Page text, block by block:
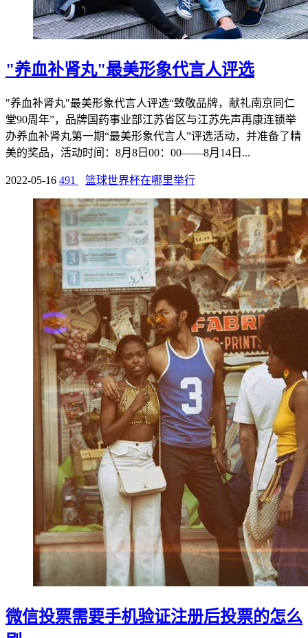
"养血补肾丸"最美形象代言人评选
"养血补肾丸"最美形象代言人评选“致敬品牌，献礼南京同仁
堂90周年”，品牌国药事业部江苏省区与江苏先声再康连锁举
办养血补肾丸第一期“最美形象代言人”评选活动，并准备了精
美的奖品，活动时间：8月8日00：00——8月14日...
2022-05-16 491 篮球世界杯在哪里举行
微信投票需要手机验证注册后投票的怎么